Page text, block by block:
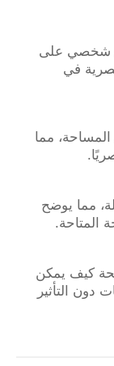
شخصي على
في
مما
مما يوضح
المتاحة.
كيف يمكن
التأثير